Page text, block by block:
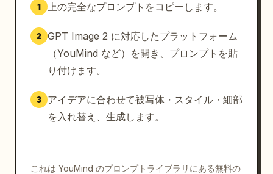
1 上の完全なプロンプトをコピーします。
2 GPT Image 2 に対応したプラットフォーム
（YouMind など）を開き、プロンプトを貼
り付けます。
3
アイデアに合わせて被写体・スタイル・細部
を入れ替え、生成します。
これは YouMind のプロンプトライブラリにある無料の